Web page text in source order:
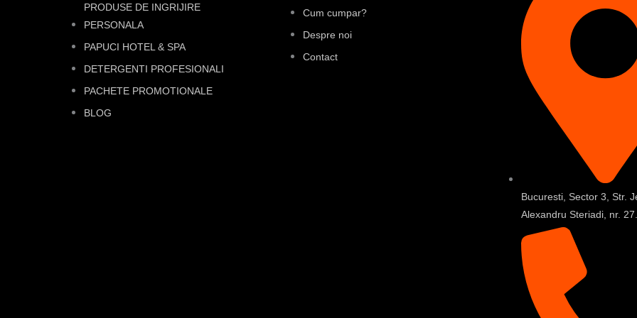
PRODUSE DE INGRIJIRE
PERSONALA
PAPUCI HOTEL & SPA
DETERGENTI PROFESIONALI
PACHETE PROMOTIONALE
BLOG
Cum cumpar?
Despre noi
Contact
Bucuresti, Sector 3, Str.
Alexandru Steriadi, nr. 27.